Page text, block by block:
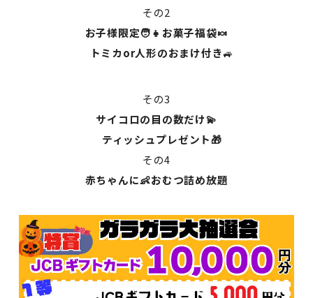
その2
お子様限定🧑👧お菓子福袋🍬
トミカor人形のおまけ付き🚙
その3
サイコロの目の数だけ💫
ティッシュプレゼント🎁
その4
赤ちゃんに👶おむつ詰め放題